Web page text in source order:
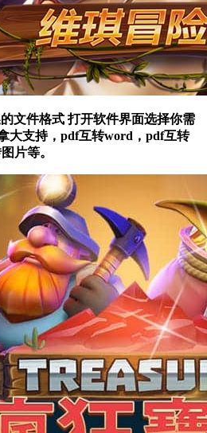
文件格式 打开软件界面选择你需
大支持，pdf互转word，pdf互转
片等。